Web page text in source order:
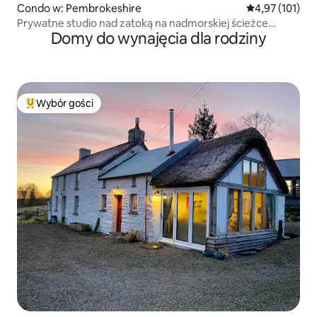
Condo w: Pembrokeshire Średnia
4,97 (101)
Prywatne studio nad zatoką na nadmorskiej ścieżce
Pembs.Domy do wynajęcia dla rodziny
Najpopularniejsze z kategorii Wybór gości
Wybór gości